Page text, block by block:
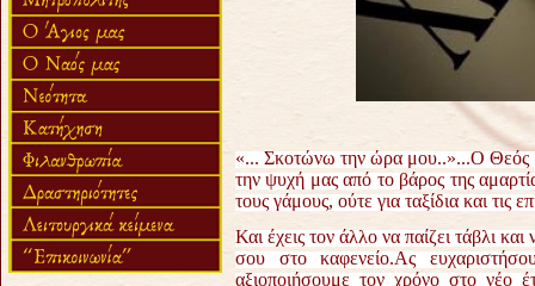
«... Σκοτώνω την ώρα μου..»...Ο Θεός
την ψυχή μας από το βάρος της
τους γάμους, ούτε για ταξίδια και τις
Και έχεις τον άλλο να παίζει τάβλι
σου στο καφενείο.Ας
αξιοποιήσουμε τον χρόνο στο νέο